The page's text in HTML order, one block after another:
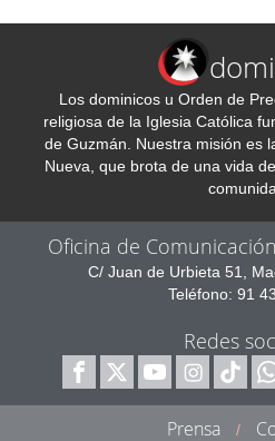
Los dominicos u Orden de
religiosa de la Iglesia Católica
de Guzmán. Nuestra misión es
Nueva, que brota de una vida
Oficina de
C/ Juan de Urbieta 51,
Teléfono: 91
Redes
Prensa /